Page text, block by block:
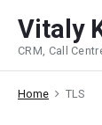
content
Vitaly
CRM, Call
Home TLS